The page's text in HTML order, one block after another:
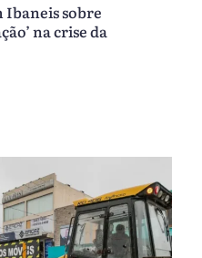
Ibaneis sobre
na crise da